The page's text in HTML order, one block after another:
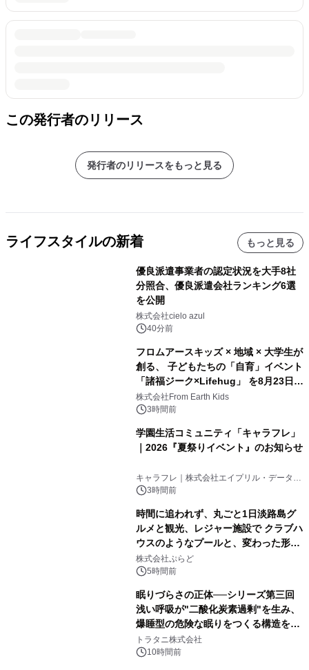
この発行者のリリース
発行者のリリースをもっと見る
ライフスタイルの新着 もっと見る
優良派遣事業者の認定状況を大手8社
分照合、優良派遣会社ランキング6選
を公開
株式会社cielo azul
40分前
フロムアースキッズ × 地域 × 大学生が
創る、 子どもたちの「自育」イベント
「諸福ジーク×Lifehug」 を8月23日
(日)開催
株式会社From Earth Kids
3時間前
学園生活コミュニティ「キャラフレ」
｜2026『夏祭りイベント』のお知らせ
キャラフレ｜株式会社エイプリル・データ・
デザインズ
3時間前
時間に追われず、丸ごと1日淡路島グ
ルメと観光、レジャー施設で クラブハ
ウスのようなプールと、変わった形の
サウナも 「THE BOXY AWAJI」のお
得な素泊まり連泊プランで
株式会社ぷらど
5時間前
眠りづらさの正体──シリーズ第三回
浅い呼吸が"二酸化炭素過剰"を生み、
爆睡型の危険な眠りをつくる構造を解
説
トラタニ株式会社
10時間前